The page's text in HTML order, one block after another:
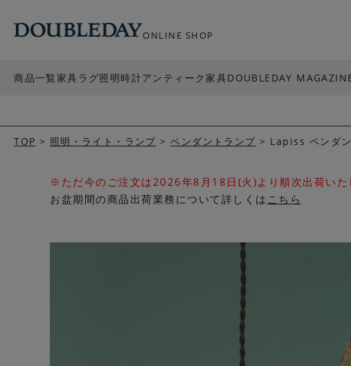
ONLINE SHOP
商品一覧家具ラグ照明時計アンティーク家具DOUBLEDAY
TOP 照明・ライト・ランプ ペンダントランプ Lapiss ペンダ
※ただ今のご注文は2026年8月18日(火)より順次出荷いた
お盆期間の商品出荷業務について詳しくは こちら